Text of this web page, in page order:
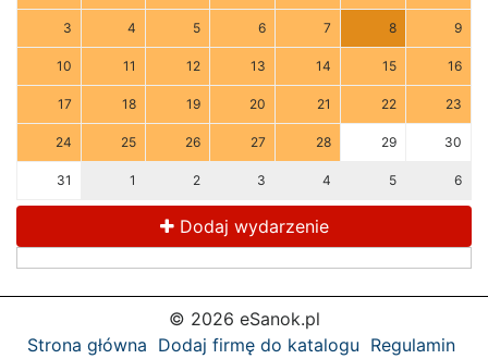
3 4 5 6 7 8 9
10 11 12 13 14 15 16
17 18 19 20 21 22 23
24 25 26 27 28 29 30
31 1 2 3 4 5 6
Dodaj wydarzenie
© 2026 eSanok.pl
Strona główna Dodaj firmę do katalogu Regulamin